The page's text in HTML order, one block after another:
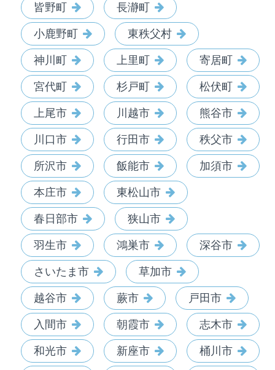
皆野町 長瀞町
小鹿野町 東秩父村
神川町 上里町 寄居町
宮代町 杉戸町 松伏町
上尾市 川越市 熊谷市
川口市 行田市 秩父市
所沢市 飯能市 加須市
本庄市 東松山市
春日部市 狭山市
羽生市 鴻巣市 深谷市
さいたま市 草加市
越谷市 蕨市 戸田市
入間市 朝霞市 志木市
和光市 新座市 桶川市